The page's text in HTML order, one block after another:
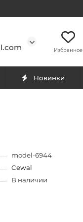
Избранное
Новинки
model-6944
Cewal
В наличии